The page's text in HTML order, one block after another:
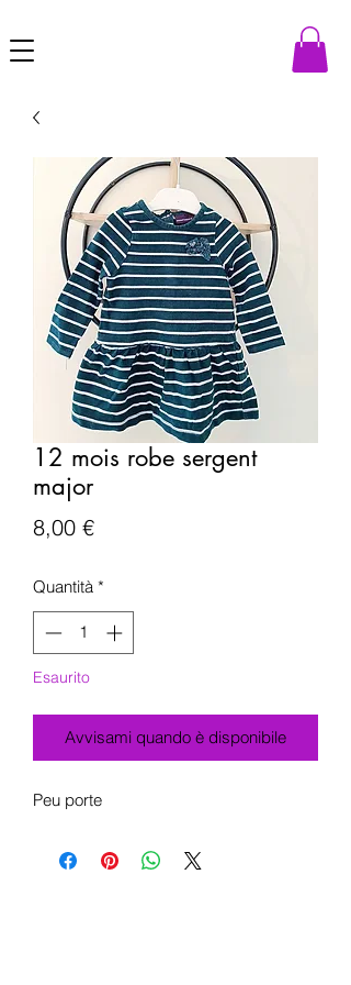
12 mois robe sergent
major
8,00 €Prezzo
Quantità *
Esaurito
Avvisami quando è disponibile
Peu porte